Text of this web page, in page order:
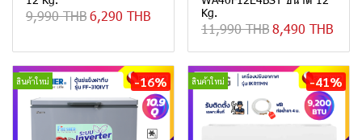
9,990 THB6,290 THB
Kg.
11,990 THB8,490 THB
สินค้าใหม่ -16% สินค้าใหม่ -41%